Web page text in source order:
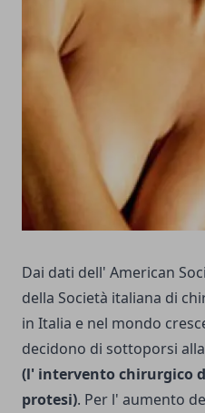
Dai dati dell' American
della Società italiana di
in Italia e nel mondo
decidono di sottoporsi alla
(l' intervento chirurgico
protesi). Per l' aumento